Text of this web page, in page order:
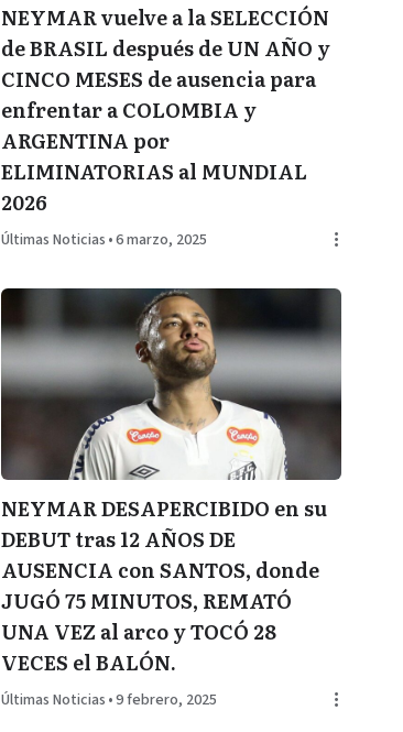
NEYMAR vuelve a la SELECCIÓN
de BRASIL después de UN AÑO y
CINCO MESES de ausencia para
enfrentar a COLOMBIA y
ARGENTINA por
ELIMINATORIAS al MUNDIAL
2026
Últimas Noticias •6 marzo, 2025
NEYMAR DESAPERCIBIDO en su
DEBUT tras 12 AÑOS DE
AUSENCIA con SANTOS, donde
JUGÓ 75 MINUTOS, REMATÓ
UNA VEZ al arco y TOCÓ 28
VECES el BALÓN.
Últimas Noticias •9 febrero, 2025